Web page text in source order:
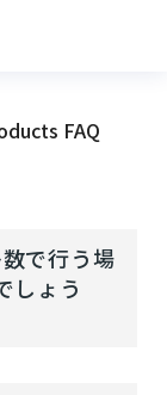
FAQ
で行う場
しょう